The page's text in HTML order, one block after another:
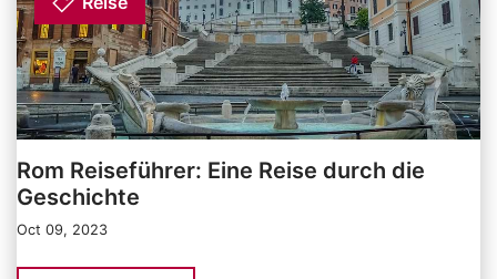
Rom Reiseführer: Eine Reise durch die
Geschichte
Oct 09, 2023